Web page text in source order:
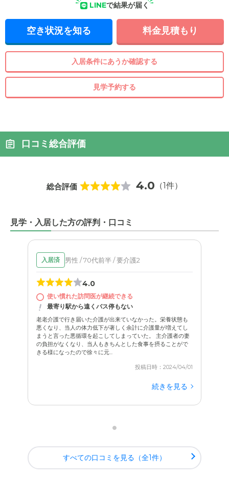
LINEで結果が届く
空き状況を知る 料金見積もり
入居条件にあうか確認する
見学予約する
口コミ総合評価
総合評価 4.0 （1件）
見学・入居した方の評判・口コミ
入居済 男性 / 70代前半 / 要介護2
4.0
使い慣れた訪問医が継続できる
最寄り駅から遠くバス停もない
老老介護で行き届いた介護が出来ていなかった。栄養状態も
悪くなり、当人の体力低下が著しく余計に介護量が増えてし
まうと言った悪循環を起こしてしまっていた。 主介護者の妻
の負担がなくなり、当人もきちんとした食事を摂ることがで
きる様になったので徐々に元...
投稿日時：2024/04/01
続きを見る
すべての口コミを見る（全1件）